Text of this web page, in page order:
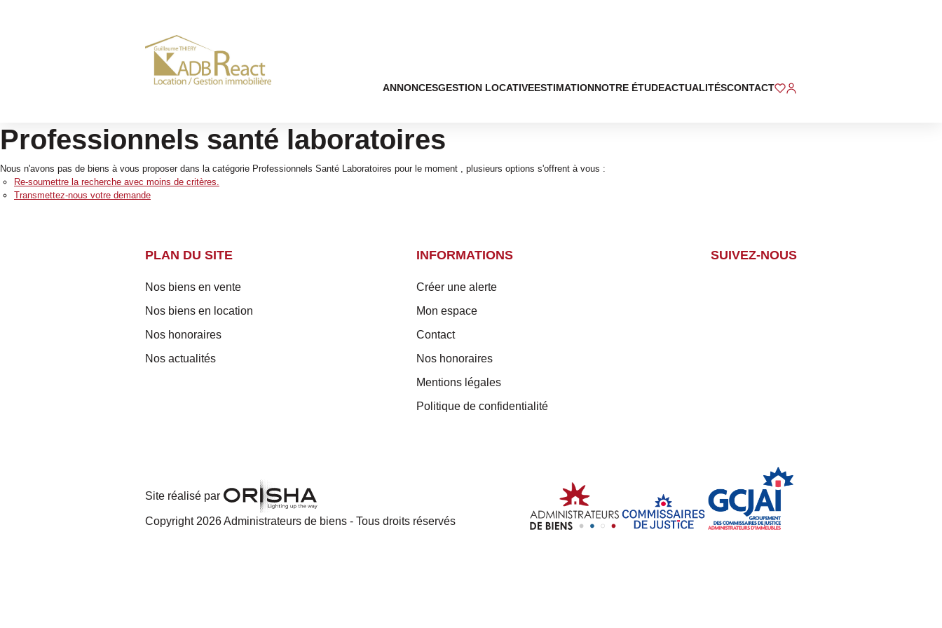
ANNONCESGESTION LOCATIVEESTIMATIONNOTRE ÉTUDEACTUALITÉSCONTACT
Professionnels santé laboratoires
Nous n'avons pas de biens à vous proposer dans la catégorie Professionnels Santé Laboratoires pour le moment , plusieurs options s'offrent à vous :
Re-soumettre la recherche avec moins de critères.
Transmettez-nous votre demande
PLAN DU SITE
Nos biens en vente
Nos biens en location
Nos honoraires
Nos actualités
INFORMATIONS
Créer une alerte
Mon espace
Contact
Nos honoraires
Mentions légales
Politique de confidentialité
SUIVEZ-NOUS
Site réalisé par
Copyright 2026 Administrateurs de biens - Tous droits réservés